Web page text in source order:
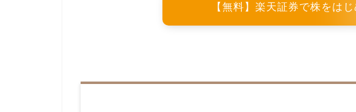
【無料】楽天証券で株をはじ